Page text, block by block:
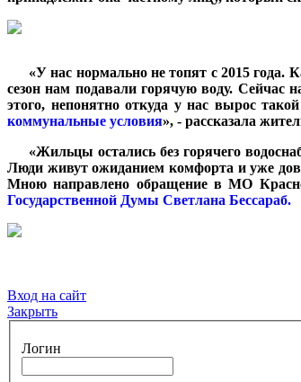
«У нас нормально не топят с 2015
сезон нам подавали горячую воду. Сейчас
этого, непонятно откуда у нас вырос
коммунальные условия», - рассказала
«Жильцы остались без горячего
Люди живут ожиданием комфорта и уже
Мною направлено обращение в МО
Государственной Думы Светлана Бессараб.
Вход на сайт
Закрыть
Логин